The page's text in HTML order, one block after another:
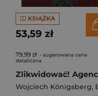
KSIĄŻKA
53,59 zł
79,99 zł - sugerowana cena
detaliczna
Wojciech Königsberg,